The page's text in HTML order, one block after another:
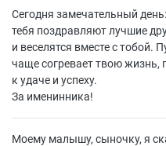
Сегодня замечательный
тебя поздравляют лучшие
и веселятся вместе с тобой.
чаще согревает твою жизнь,
к удаче и успеху.
За именинника!
Моему малышу, сыночку, я